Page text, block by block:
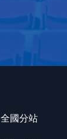
全國分站